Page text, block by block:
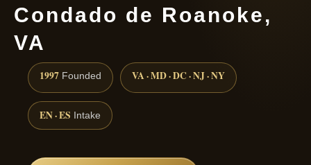
Condado de Roanoke,
VA
1997 Founded VA · MD · DC · NJ · NY
EN · ES Intake